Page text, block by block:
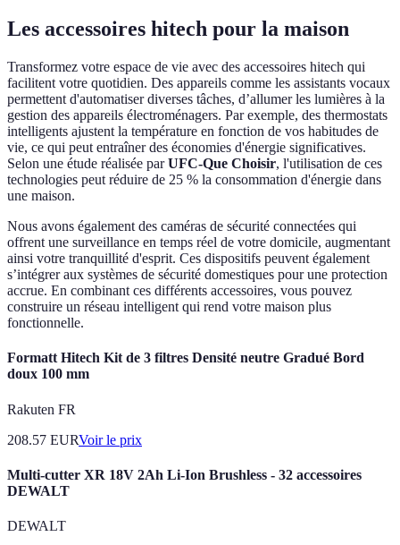
Les accessoires hitech pour la maison
Transformez votre espace de vie avec des accessoires hitech qui
facilitent votre quotidien. Des appareils comme les assistants vocaux
permettent d'automatiser diverses tâches, d’allumer les lumières à la
gestion des appareils électroménagers. Par exemple, des thermostats
intelligents ajustent la température en fonction de vos habitudes de
vie, ce qui peut entraîner des économies d'énergie significatives.
Selon une étude réalisée parUFC-Que Choisir, l'utilisation de ces
technologies peut réduire de 25 % la consommation d'énergie dans
une maison.
Nous avons également des caméras de sécurité connectées qui
offrent une surveillance en temps réel de votre domicile, augmentant
ainsi votre tranquillité d'esprit. Ces dispositifs peuvent également
s’intégrer aux systèmes de sécurité domestiques pour une protection
accrue. En combinant ces différents accessoires, vous pouvez
construire un réseau intelligent qui rend votre maison plus
fonctionnelle.
Formatt Hitech Kit de 3 filtres Densité neutre Gradué Bord
doux 100 mm
Rakuten FR
208.57 EURVoir le prix
Multi-cutter XR 18V 2Ah Li-Ion Brushless - 32 accessoires
DEWALT
DEWALT